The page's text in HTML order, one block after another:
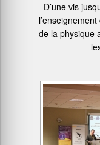
D’une vis
de la physique